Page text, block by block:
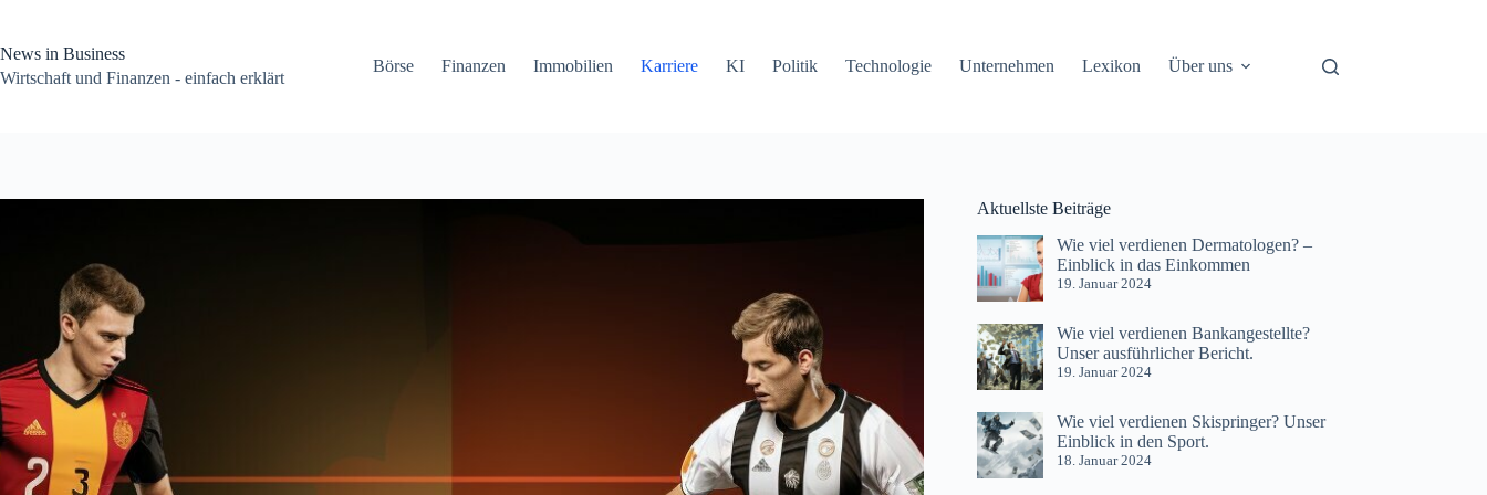
springen
News in Business
Wirtschaft und Finanzen - einfach erklärt
Börse Finanzen Immobilien Karriere KI Politik Technologie Unternehmen Lexikon Über uns
Aktuellste Beiträge
Wie viel verdienen Dermatologen? –
Einblick in das Einkommen
19. Januar 2024
Wie viel verdienen Bankangestellte?
Unser ausführlicher Bericht.
19. Januar 2024
Wie viel verdienen Skispringer? Unser
Einblick in den Sport.
18. Januar 2024